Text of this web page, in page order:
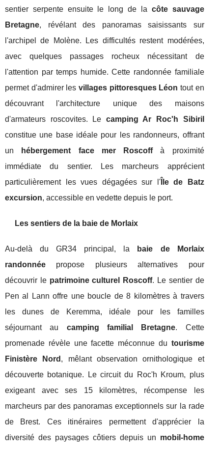
sentier serpente ensuite le long de la côte sauvage
Bretagne, révélant des panoramas saisissants sur
l'archipel de Molène. Les difficultés restent modérées,
avec quelques passages rocheux nécessitant de
l'attention par temps humide. Cette randonnée familiale
permet d'admirer les villages pittoresques Léon tout en
découvrant l'architecture unique des maisons
d'armateurs roscovites. Le camping Ar Roc'h Sibiril
constitue une base idéale pour les randonneurs, offrant
un
hébergement face mer Roscoffà proximité
immédiate du sentier. Les marcheurs apprécient
particulièrement les vues dégagées sur l'Île de Batz
excursion, accessible en vedette depuis le port.
Les sentiers de la baie de Morlaix
Au-delà du GR34 principal, la
baie de Morlaix
randonnée propose plusieurs alternatives pour
découvrir le patrimoine culturel Roscoff. Le sentier de
Pen al Lann offre une boucle de 8 kilomètres à travers
les dunes de Keremma, idéale pour les familles
séjournant au camping familial Bretagne. Cette
promenade révèle une facette méconnue du tourisme
Finistère Nord , mêlant observation ornithologique et
découverte botanique. Le circuit du Roc'h Kroum, plus
exigeant avec ses 15 kilomètres, récompense les
marcheurs par des panoramas exceptionnels sur la rade
de Brest. Ces itinéraires permettent d'apprécier la
diversité des paysages côtiers depuis un mobil-home